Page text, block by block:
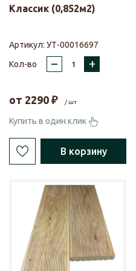
Классик (0,852м2)
Артикул: УТ-00016697
Кол-во
– +
от 2290 ₽ / шт
Купить в один клик
В корзину